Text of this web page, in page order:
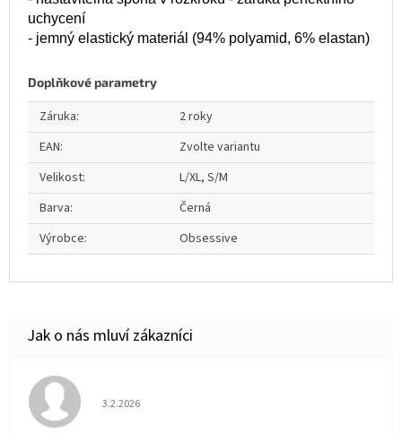
uchycení
- jemný elastický materiál (94% polyamid, 6% elastan)
Doplňkové parametry
Záruka:
2 roky
EAN:
Zvolte variantu
Velikost:
L/XL, S/M
Barva:
Černá
Výrobce: Obsessive
Hodnocení obchodu je 5 z 5 hvězdiček.
3.2.2026